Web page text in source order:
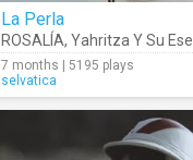
La Perla
ROSALÍA, Yahritza Y Su
7 months | 5195 plays
selvatica